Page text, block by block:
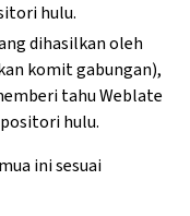
hulu.
dihasilkan oleh
komit gabungan),
tahu Weblate
hulu.
ini sesuai